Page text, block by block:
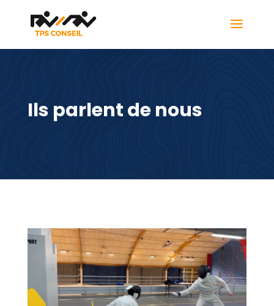
Ils parlent de nous